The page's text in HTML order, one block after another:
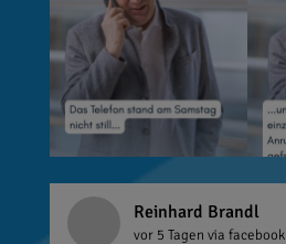
Reinhard Brandl
vor 5 Tagen via facebook